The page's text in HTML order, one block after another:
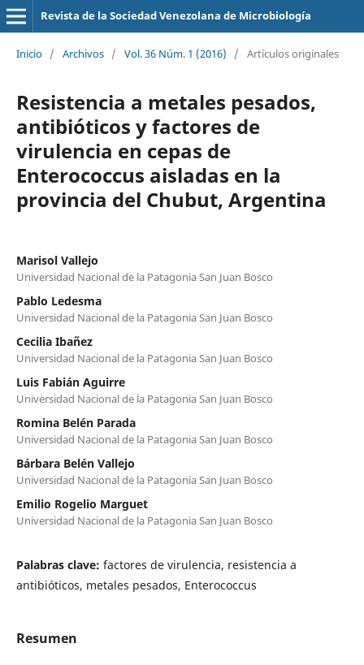
Revista de la Sociedad Venezolana de Microbiología
Inicio / Archivos / Vol. 36 Núm. 1 (2016) / Artículos originales
Resistencia a metales pesados,
antibióticos y factores de
virulencia en cepas de
Enterococcus aisladas en la
provincia del Chubut, Argentina
Marisol Vallejo
Universidad Nacional de la Patagonia San Juan Bosco
Pablo Ledesma
Universidad Nacional de la Patagonia San Juan Bosco
Cecilia Ibañez
Universidad Nacional de la Patagonia San Juan Bosco
Luis Fabián Aguirre
Universidad Nacional de la Patagonia San Juan Bosco
Romina Belén Parada
Universidad Nacional de la Patagonia San Juan Bosco
Bárbara Belén Vallejo
Universidad Nacional de la Patagonia San Juan Bosco
Emilio Rogelio Marguet
Universidad Nacional de la Patagonia San Juan Bosco
Palabras clave: factores de virulencia, resistencia a
antibióticos, metales pesados, Enterococcus
Resumen